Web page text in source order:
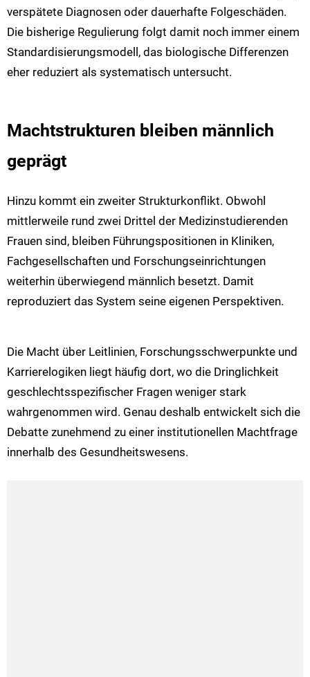
verspätete Diagnosen oder dauerhafte Folgeschäden.
Die bisherige Regulierung folgt damit noch immer einem
Standardisierungsmodell, das biologische Differenzen
eher reduziert als systematisch untersucht.
Machtstrukturen bleiben männlich
geprägt
Hinzu kommt ein zweiter Strukturkonflikt. Obwohl
mittlerweile rund zwei Drittel der Medizinstudierenden
Frauen sind, bleiben Führungspositionen in Kliniken,
Fachgesellschaften und Forschungseinrichtungen
weiterhin überwiegend männlich besetzt. Damit
reproduziert das System seine eigenen Perspektiven.
Die Macht über Leitlinien, Forschungsschwerpunkte und
Karrierelogiken liegt häufig dort, wo die Dringlichkeit
geschlechtsspezifischer Fragen weniger stark
wahrgenommen wird. Genau deshalb entwickelt sich die
Debatte zunehmend zu einer institutionellen Machtfrage
innerhalb des Gesundheitswesens.